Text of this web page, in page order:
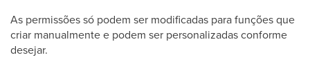
As permissões só podem ser modificadas para funções que
criar manualmente e podem ser personalizadas conforme
desejar.